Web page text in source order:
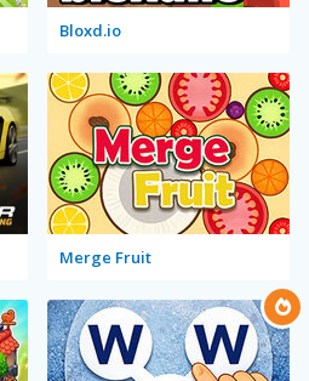
Bloxd.io
Merge Fruit